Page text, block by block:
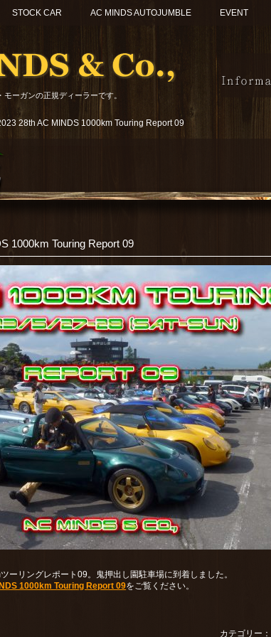
ーガンの正規ディーラーです。
STOCK CAR AC MINDS AUTOJUMBLE EVENT
28th AC MINDS 1000km Touring Report 09
1000km Touring Report 09
ーリングレポート09。鬼押出し園駐車場に到着しました。
1000km Touring Report 09をご覧ください。
カテゴリー：